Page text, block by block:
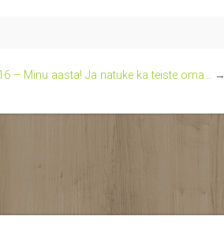
– Minu aasta! Ja natuke ka teiste oma… →